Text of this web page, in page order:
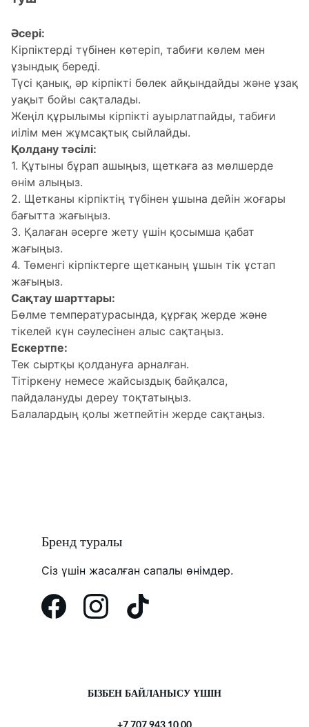
Әсері:
Кірпіктерді түбінен көтеріп, табиғи көлем мен
ұзындық береді.
Түсі қанық, әр кірпікті бөлек айқындайды және ұзақ
уақыт бойы сақталады.
Жеңіл құрылымы кірпікті ауырлатпайды, табиғи
иілім мен жұмсақтық сыйлайды.
Қолдану тәсілі:
1. Құтыны бұрап ашыңыз, щеткаға аз мөлшерде
өнім алыңыз.
2. Щетканы кірпіктің түбінен ұшына дейін жоғары
бағытта жағыңыз.
3. Қалаған әсерге жету үшін қосымша қабат
жағыңыз.
4. Төменгі кірпіктерге щетканың ұшын тік ұстап
жағыңыз.
Сақтау шарттары:
Бөлме температурасында, құрғақ жерде және
тікелей күн сәулесінен алыс сақтаңыз.
Ескертпе:
Тек сыртқы қолдануға арналған.
Тітіркену немесе жайсыздық байқалса,
пайдалануды дереу тоқтатыңыз.
Балалардың қолы жетпейтін жерде сақтаңыз.
Бренд туралы
Сіз үшін жасалған сапалы өнімдер.
БІЗБЕН БАЙЛАНЫСУ ҮШІН